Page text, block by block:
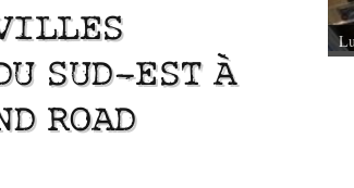
SUD-EST À
ROAD
1956). Synthèse de son histoire urbaine et
architecturale